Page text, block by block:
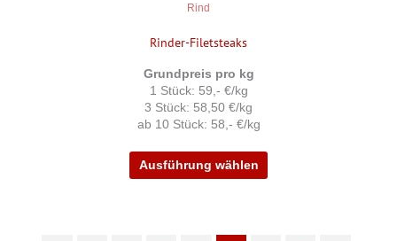
Rind
Rinder-Filetsteaks
Grundpreis pro kg
1 Stück: 59,- €/kg
3 Stück: 58,50 €/kg
ab 10 Stück: 58,- €/kg
Ausführung wählen